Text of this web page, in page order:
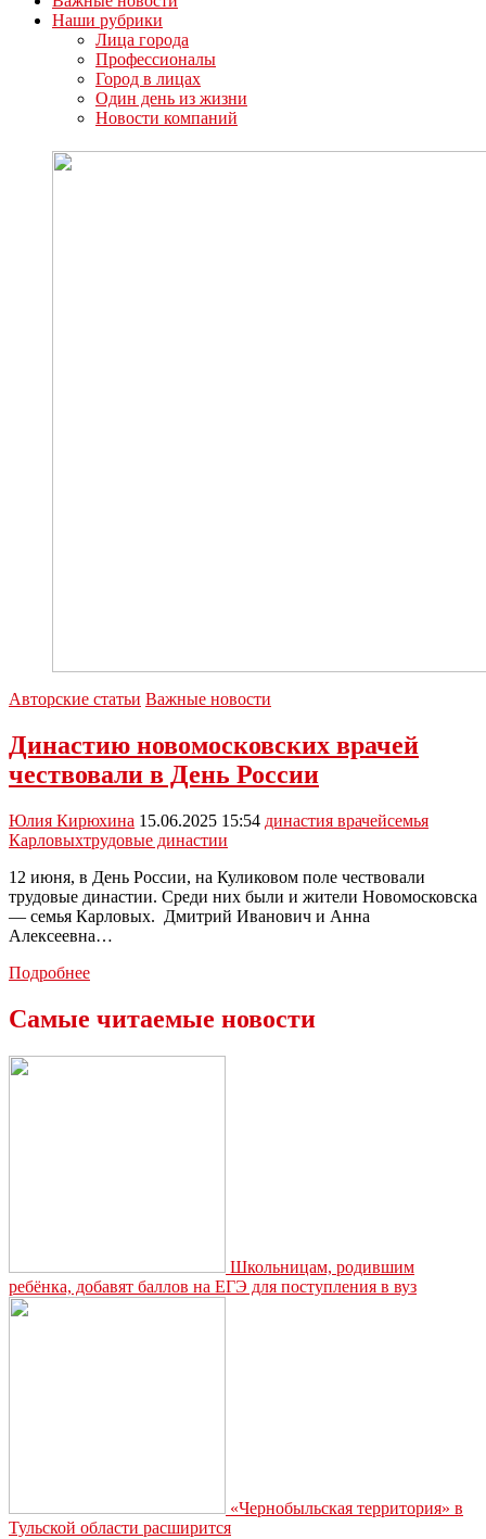
Наши рубрики
Лица города
Профессионалы
Город в лицах
Один день из жизни
Новости компаний
Авторские статьи Важные новости
Династию новомосковских врачей
чествовали в День России
Юлия Кирюхина 15.06.2025 15:54 династия врачейсемья
Карловыхтрудовые династии
12 июня, в День России, на Куликовом поле чествовали
трудовые династии. Среди них были и жители Новомосковска
— семья Карловых. Дмитрий Иванович и Анна
Алексеевна…
ПодробнееДинастию
чествовали
Самые читаемые новости
Школьницам, родившим
ребёнка, добавят баллов на ЕГЭ для поступления в вуз
«Чернобыльская территория» в
Тульской области расширится